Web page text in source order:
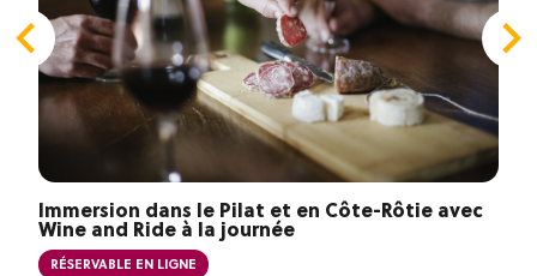
Immersion dans le Pilat et en Côte-Rôtie avec
Wine and Ride à la journée
RÉSERVABLE EN LIGNE